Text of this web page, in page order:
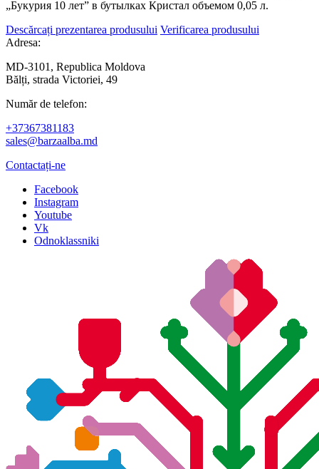
„Букурия 10 лет” в бутылках Кристал объемом 0,05 л.
Descărcați prezentarea produsului Verificarea produsului
Adresa:
MD-3101, Republica Moldova
Bălți, strada Victoriei, 49
Număr de telefon:
+37367381183
sales@barzaalba.md
Contactați-ne
Facebook
Instagram
Youtube
Vk
Odnoklassniki